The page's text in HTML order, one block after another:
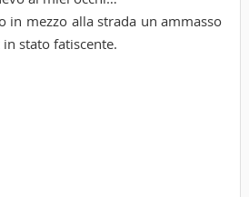
in mezzo alla strada un ammasso
stato fatiscente.